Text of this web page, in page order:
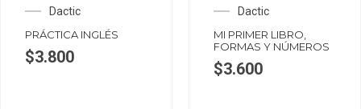
Dactic
PRÁCTICA INGLÉS
$3.800
Dactic
MI PRIMER LIBRO,
FORMAS Y NÚMEROS
$3.600